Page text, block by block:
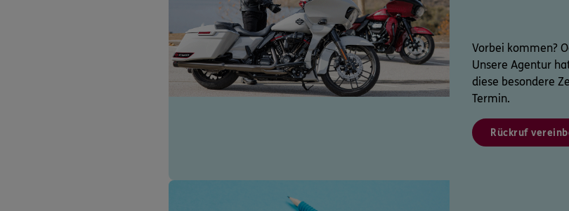
Vorbei kommen?
Unsere Agentur
diese besondere
Termin.
Rückruf